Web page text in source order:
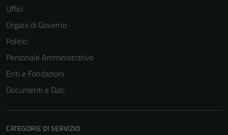
Uffici
Organi di Governo
Politici
Personale Amministrativo
Enti e Fondazioni
Documenti e Dati
CATEGORIE DI SERVIZIO